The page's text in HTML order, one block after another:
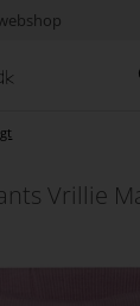
Vrillie